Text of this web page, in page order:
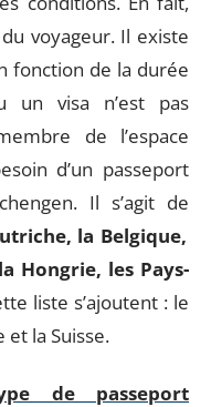
voyageur. Il existe
fonction de la durée
un visa n’est pas
de l’espace
d’un passeport
Il s’agit de
la Belgique,
Hongrie, les Pays-
liste s’ajoutent : le
et la Suisse.
de passeport